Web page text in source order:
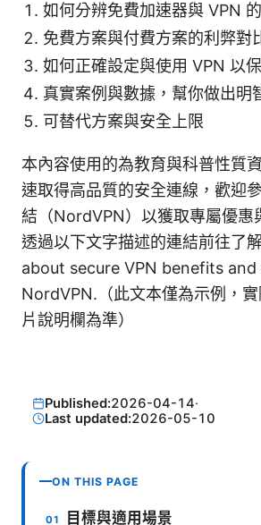
如何分辨免費加速器與 VPN
免費方案與付費方案的利弊對
如何正確設定與使用 VPN 以
真實案例與數據，幫你做出明
可替代方案與安全上限
本內容使用的為教育與科普性質
速取得高品質的安全連線，歡迎
結（NordVPN）以獲取專屬優惠
透過以下文字描述的連結前往了
about secure VPN benefits and
NordVPN.（此文本僅為示例，
片說明欄為準）
Published:2026-04-14·
Last updated:2026-05-10
ON THIS PAGE
目標與適用場景